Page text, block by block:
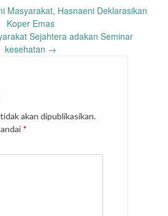
Masyarakat, Hasnaeni Deklarasikan
Koper Emas
Sejahtera adakan Seminar
kesehatan →
akan dipublikasikan.
*